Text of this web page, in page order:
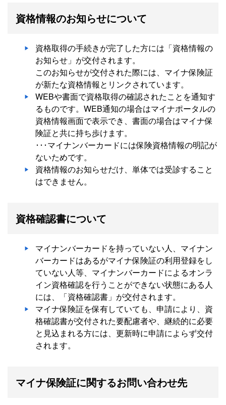
資格情報のお知らせについて
資格取得の手続きが完了した方には「資格情報の
お知らせ」が交付されます。
このお知らせが交付された際には、マイナ保険証
が新たな資格情報とリンクされています。
WEBや書面で資格取得の確認されたことを通知す
るものです。WEB通知の場合はマイナポータルの
資格情報画面で表示でき、書面の場合はマイナ保
険証と共に持ち歩けます。
･･･マイナンバーカードには保険資格情報の明記が
ないためです。
資格情報のお知らせだけ、単体では受診すること
はできません。
資格確認書について
マイナンバーカードを持っていない人、マイナン
バーカードはあるがマイナ保険証の利用登録をし
ていない人等、マイナンバーカードによるオンラ
イン資格確認を行うことができない状態にある人
には、「資格確認書」が交付されます。
マイナ保険証を保有していても、申請により、資
格確認書が交付された要配慮者や、継続的に必要
と見込まれる方には、更新時に申請によらず交付
されます。
マイナ保険証に関するお問い合わせ先